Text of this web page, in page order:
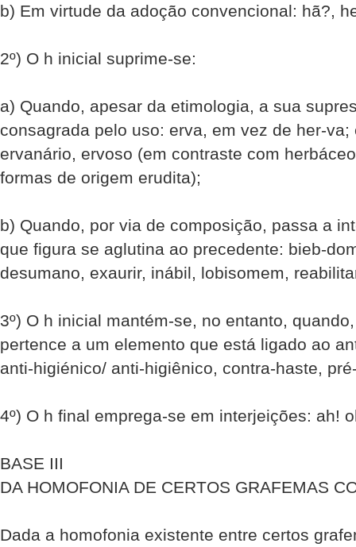
b) Em virtude da adoção convencional: hã?,
2º) O h inicial suprime-se:
a) Quando, apesar da etimologia, a sua
consagrada pelo uso: erva, em vez de her-
ervanário, ervoso (em contraste com
formas de origem erudita);
b) Quando, por via de composição, passa a
que figura se aglutina ao precedente: bieb-
desumano, exaurir, inábil, lobisomem,
3º) O h inicial mantém-se, no entanto,
pertence a um elemento que está ligado ao
anti-higiénico/ anti-higiênico, contra-haste,
4º) O h final emprega-se em interjeições: ah!
BASE III
DA HOMOFONIA DE CERTOS GRAFEMAS
Dada a homofonia existente entre certos